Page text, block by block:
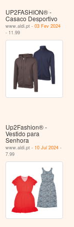
UP2FASHION® -
Casaco Desportivo
www.aldi.pt -03 Fev 2024
- 11.99
Up2Fashion® -
Vestido para
Senhora
www.aldi.pt - 10 Jul 2024 -
7.99